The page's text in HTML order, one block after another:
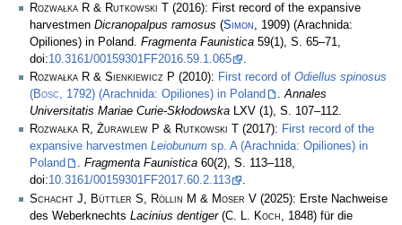
Rozwałka R & Rutkowski T (2016): First record of the expansive
harvestmen Dicranopalpus ramosus (Simon, 1909) (Arachnida:
Opiliones) in Poland. Fragmenta Faunistica 59(1), S. 65–71,
doi:10.3161/00159301FF2016.59.1.065
.
Rozwałka R & Sienkiewicz P (2010): First record of Odiellus spinosus
(Bosc, 1792) (Arachnida: Opiliones) in Poland .Annales
Universitatis Mariae Curie-Skłodowska LXV (1), S. 107–112.
Rozwałka R, Żurawlew P & Rutkowski T
(2017): First record of the
expansive harvestmen Leiobunum sp. A (Arachnida: Opiliones) in
Poland
. Fragmenta Faunistica 60(2), S. 113–118,
doi:10.3161/00159301FF2017.60.2.113
.
Schacht J, Büttler S, Röllin M & Moser V (2025): Erste Nachweise
des Weberknechts Lacinius dentiger(C. L. Koch , 1848) für die